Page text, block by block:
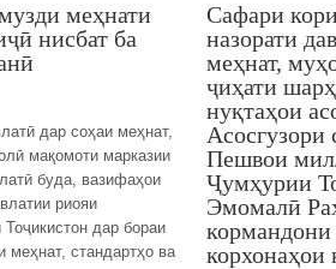
меҳнати
нисбат ба
дар соҳаи меҳнат,
мақомоти марказии
буда, вазифаҳои
риояи
дар бораи
меҳнат, стандартҳо ва
Сафари
назорати
меҳнат,
ҷиҳати
нуқтаҳои
Асосгузори
Пешвои
Ҷумҳурии
Эмомалӣ
корхонаҳои